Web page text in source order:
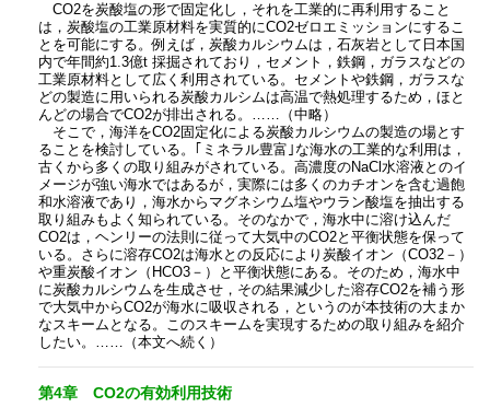
CO2を炭酸塩の形で固定化し，それを工業的に再利用すること
は，炭酸塩の工業原材料を実質的にCO2ゼロエミッションにするこ
とを可能にする。例えば，炭酸カルシウムは，石灰岩として日本国
内で年間約1.3億t 採掘されており，セメント，鉄鋼，ガラスなどの
工業原材料として広く利用されている。セメントや鉄鋼，ガラスな
どの製造に用いられる炭酸カルシムは高温で熱処理するため，ほと
んどの場合でCO2が排出される。……（中略）
そこで，海洋をCO2固定化による炭酸カルシウムの製造の場とす
ることを検討している。｢ミネラル豊富｣な海水の工業的な利用は，
古くから多くの取り組みがされている。高濃度のNaCl水溶液とのイ
メージが強い海水ではあるが，実際には多くのカチオンを含む過飽
和水溶液であり，海水からマグネシウム塩やウラン酸塩を抽出する
取り組みもよく知られている。そのなかで，海水中に溶け込んだ
CO2は，ヘンリーの法則に従って大気中のCO2と平衡状態を保って
いる。さらに溶存CO2は海水との反応により炭酸イオン（CO32－）
や重炭酸イオン（HCO3－）と平衡状態にある。そのため，海水中
に炭酸カルシウムを生成させ，その結果減少した溶存CO2を補う形
で大気中からCO2が海水に吸収される，というのが本技術の大まか
なスキームとなる。このスキームを実現するための取り組みを紹介
したい。……（本文へ続く）
第4章 CO2の有効利用技術